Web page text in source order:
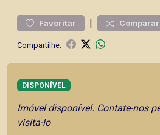
Favoritar | Comparar
Compartilhe:
DISPONÍVEL
Imóvel disponível. Contate-nos
visita-lo